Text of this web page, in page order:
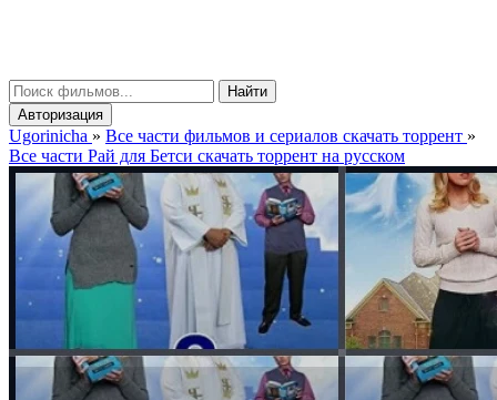
Найти
Авторизация
Ugorinicha » Все части фильмов и сериалов скачать торрент »
Все части Рай для Бетси скачать торрент на русском